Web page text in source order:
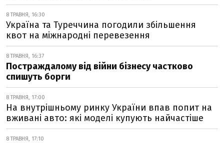
8 ТРАВНЯ, 16:30
Україна та Туреччина погодили збільшення
квот на міжнародні перевезення
8 ТРАВНЯ, 16:37
Постраждалому від війни бізнесу частково
спишуть борги
8 ТРАВНЯ, 17:00
На внутрішньому ринку України впав попит на
вживані авто: які моделі купують найчастіше
8 ТРАВНЯ, 17:10